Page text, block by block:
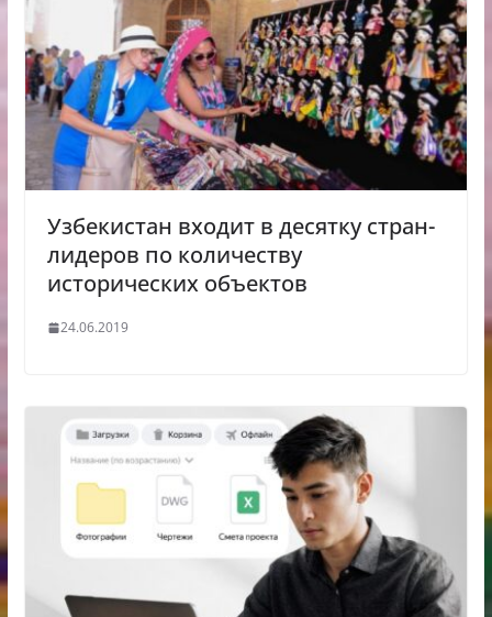
Узбекистан входит в десятку стран-
лидеров по количеству
исторических объектов
24.06.2019